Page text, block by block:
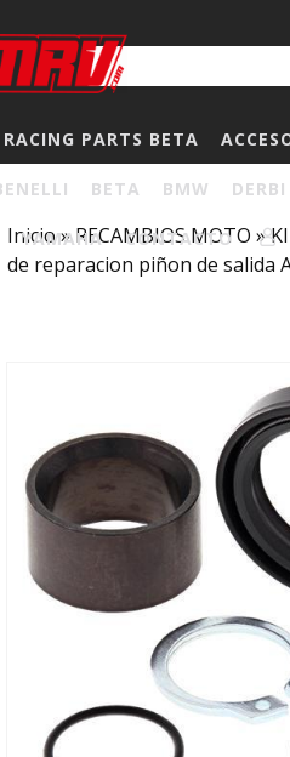
RACING PARTS BETA
BETA BMW DERBI
YAMAHA CONTACTO
Inicio»RECAMBIOS MOTO »
de reparacion piñon de salida